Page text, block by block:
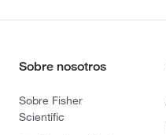
Sobre nosotros
Sobre Fisher
Scientific